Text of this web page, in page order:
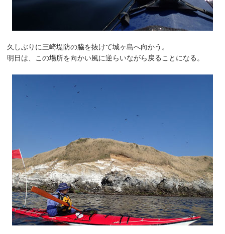
久しぶりに三崎堤防の脇を抜けて城ヶ島へ向かう。
明日は、この場所を向かい風に逆らいながら戻ることになる。